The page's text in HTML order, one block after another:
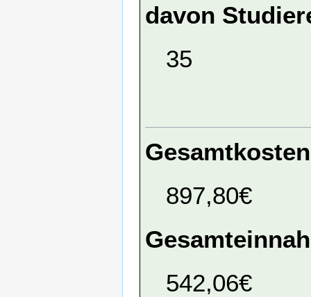
davon
35
Gesamtkosten
897,80€
542,06€